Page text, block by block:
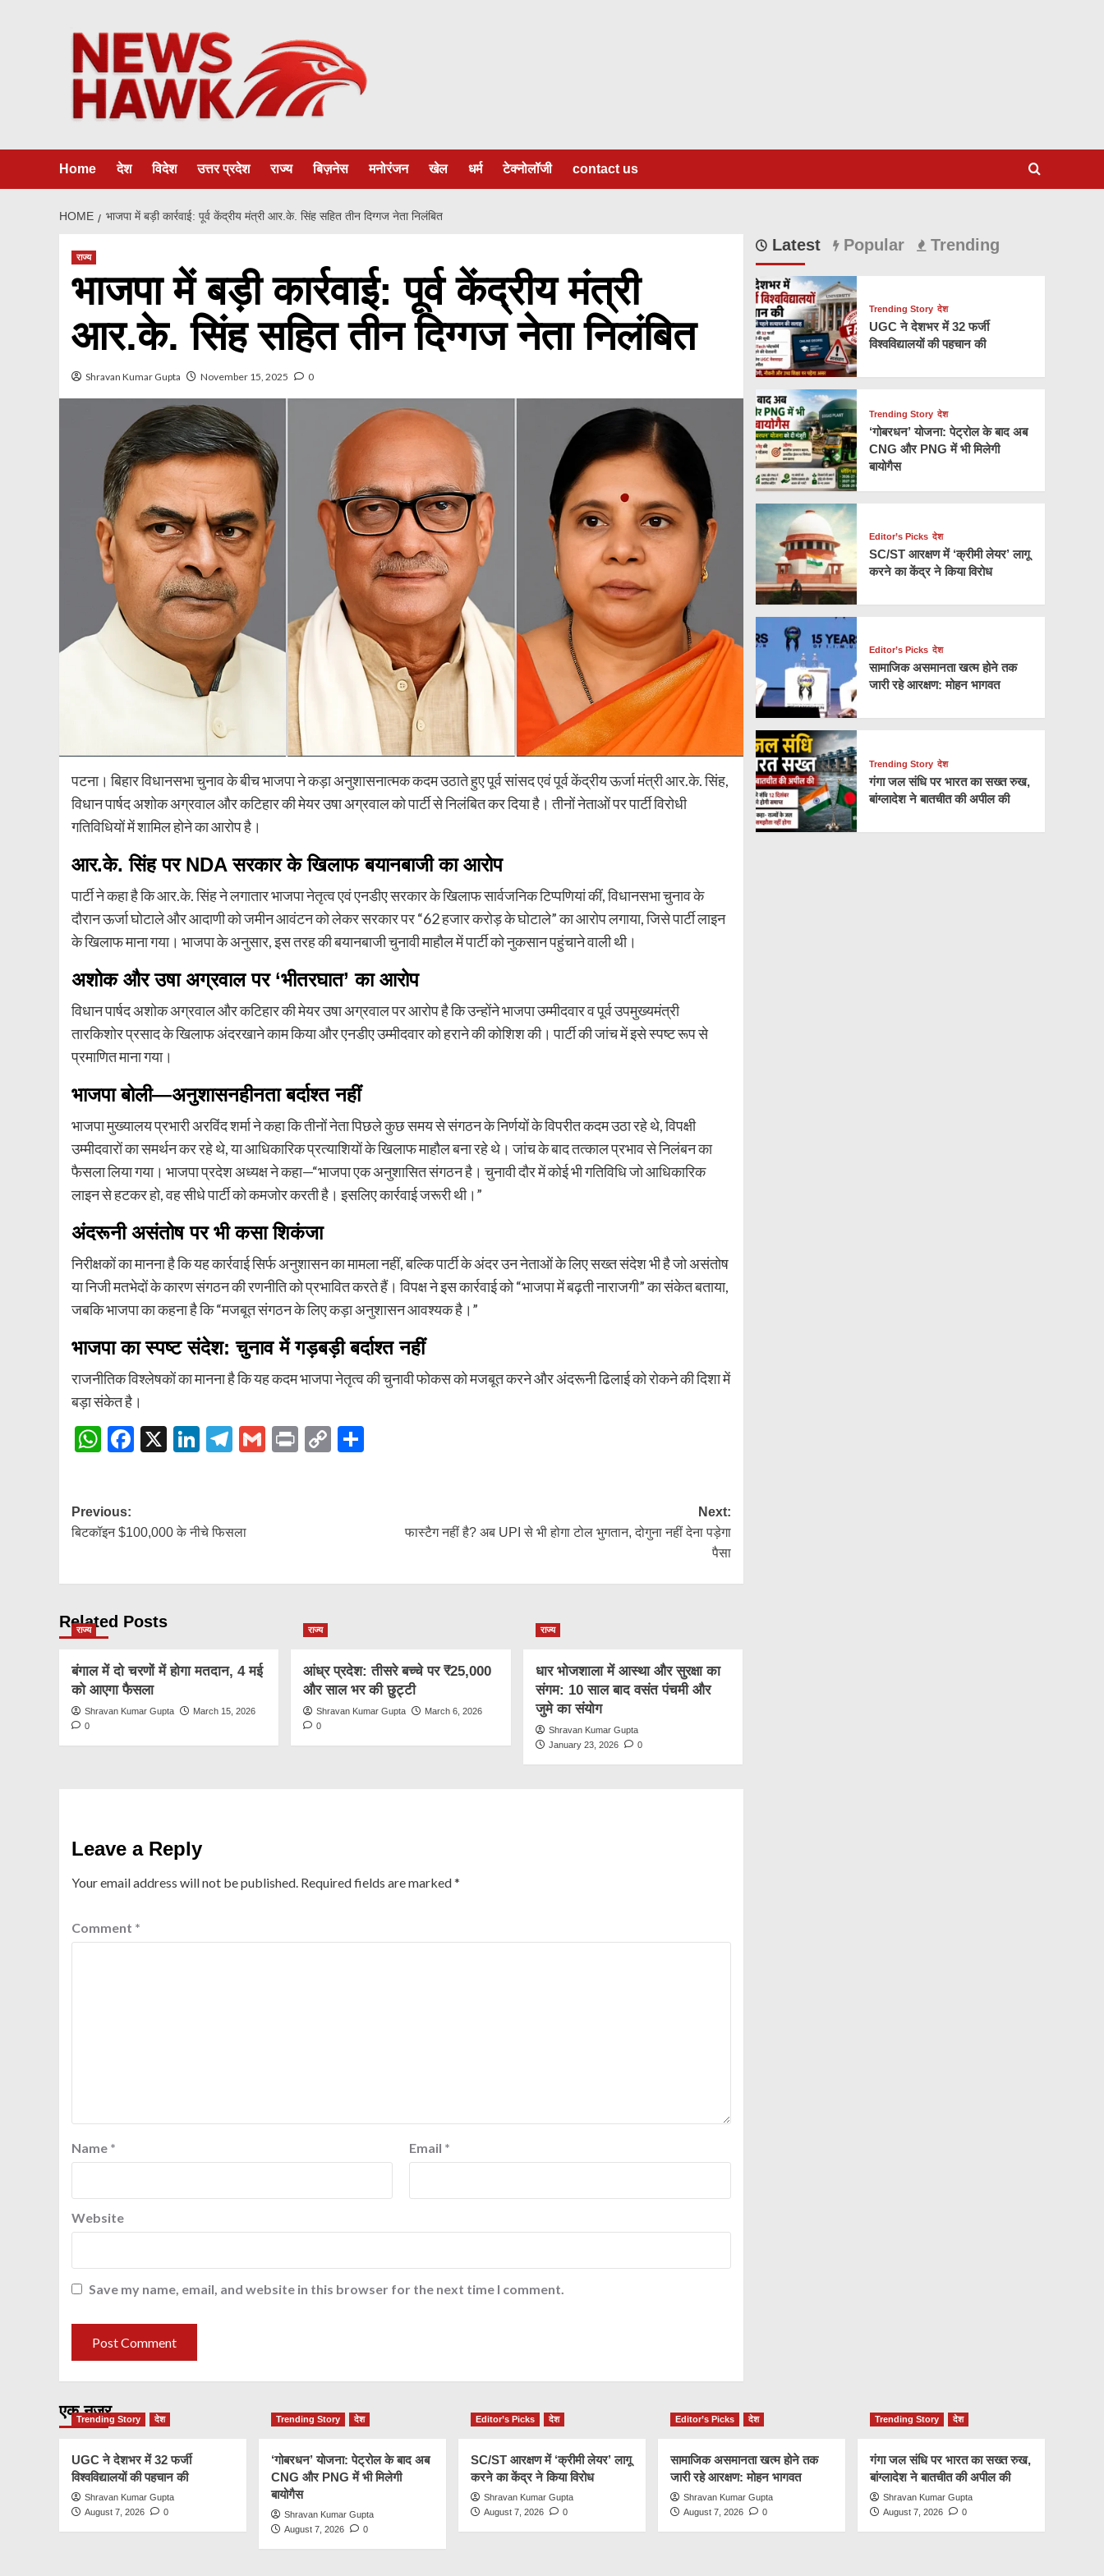
Home देश विदेश उत्तर प्रदेश राज्य बिज़नेस मनोरंजन खेल धर्म टेक्नोलॉजी contact us
HOME भाजपा में बड़ी कार्रवाई: पूर्व केंद्रीय मंत्री आर.के. सिंह सहित तीन दिग्गज नेता निलंबित
राज्य
भाजपा में बड़ी कार्रवाई: पूर्व केंद्रीय मंत्री
आर.के. सिंह सहित तीन दिग्गज नेता निलंबित
Shravan Kumar Gupta November 15, 2025 0
पटना। बिहार विधानसभा चुनाव के बीच भाजपा ने कड़ा अनुशासनात्मक कदम उठाते हुए पूर्व सांसद एवं पूर्व केंद्रीय ऊर्जा मंत्री आर.के. सिंह,
विधान पार्षद अशोक अग्रवाल और कटिहार की मेयर उषा अग्रवाल को पार्टी से निलंबित कर दिया है। तीनों नेताओं पर पार्टी विरोधी
गतिविधियों में शामिल होने का आरोप है।
आर.के. सिंह पर NDA सरकार के खिलाफ बयानबाजी का आरोप
पार्टी ने कहा है कि आर.के. सिंह ने लगातार भाजपा नेतृत्व एवं एनडीए सरकार के खिलाफ सार्वजनिक टिप्पणियां कीं, विधानसभा चुनाव के
दौरान ऊर्जा घोटाले और आदाणी को जमीन आवंटन को लेकर सरकार पर “62 हजार करोड़ के घोटाले” का आरोप लगाया, जिसे पार्टी लाइन
के खिलाफ माना गया। भाजपा के अनुसार, इस तरह की बयानबाजी चुनावी माहौल में पार्टी को नुकसान पहुंचाने वाली थी।
अशोक और उषा अग्रवाल पर ‘भीतरघात’ का आरोप
विधान पार्षद अशोक अग्रवाल और कटिहार की मेयर उषा अग्रवाल पर आरोप है कि उन्होंने भाजपा उम्मीदवार व पूर्व उपमुख्यमंत्री
तारकिशोर प्रसाद के खिलाफ अंदरखाने काम किया और एनडीए उम्मीदवार को हराने की कोशिश की। पार्टी की जांच में इसे स्पष्ट रूप से
प्रमाणित माना गया।
भाजपा बोली—अनुशासनहीनता बर्दाश्त नहीं
भाजपा मुख्यालय प्रभारी अरविंद शर्मा ने कहा कि तीनों नेता पिछले कुछ समय से संगठन के निर्णयों के विपरीत कदम उठा रहे थे, विपक्षी
उम्मीदवारों का समर्थन कर रहे थे, या आधिकारिक प्रत्याशियों के खिलाफ माहौल बना रहे थे। जांच के बाद तत्काल प्रभाव से निलंबन का
फैसला लिया गया। भाजपा प्रदेश अध्यक्ष ने कहा—“भाजपा एक अनुशासित संगठन है। चुनावी दौर में कोई भी गतिविधि जो आधिकारिक
लाइन से हटकर हो, वह सीधे पार्टी को कमजोर करती है। इसलिए कार्रवाई जरूरी थी।”
अंदरूनी असंतोष पर भी कसा शिकंजा
निरीक्षकों का मानना है कि यह कार्रवाई सिर्फ अनुशासन का मामला नहीं, बल्कि पार्टी के अंदर उन नेताओं के लिए सख्त संदेश भी है जो असंतोष
या निजी मतभेदों के कारण संगठन की रणनीति को प्रभावित करते हैं। विपक्ष ने इस कार्रवाई को “भाजपा में बढ़ती नाराजगी” का संकेत बताया,
जबकि भाजपा का कहना है कि “मजबूत संगठन के लिए कड़ा अनुशासन आवश्यक है।”
भाजपा का स्पष्ट संदेश: चुनाव में गड़बड़ी बर्दाश्त नहीं
राजनीतिक विश्लेषकों का मानना है कि यह कदम भाजपा नेतृत्व की चुनावी फोकस को मजबूत करने और अंदरूनी ढिलाई को रोकने की दिशा में
बड़ा संकेत है।
WhatsApp
Facebook
X LinkedIn
Telegram
GmailPrintCopy
Post
navigation
Previous:
बिटकॉइन $100,000 के नीचे फिसला
Next:
फास्टैग नहीं है? अब UPI से भी होगा टोल भुगतान, दोगुना नहीं देना पड़ेगा
पैसा
Related Posts
राज्य
बंगाल में दो चरणों में होगा मतदान, 4 मई
को आएगा फैसला
Shravan Kumar Gupta
March 15, 2026
0
राज्य
आंध्र प्रदेश: तीसरे बच्चे पर ₹25,000
और साल भर की छुट्टी
Shravan Kumar Gupta
March 6, 2026
0
राज्य
धार भोजशाला में आस्था और सुरक्षा का
संगम: 10 साल बाद वसंत पंचमी और
जुमे का संयोग
Shravan Kumar Gupta
January 23, 2026
0
Leave a Reply
Your email address will not be published. Required fields are marked*
Comment *
Name * Email *
Website
Save my name, email, and website in this browser for the next time I comment.
Latest Popular Trending
Trending Story देश
UGC ने देशभर में 32 फर्जी
विश्वविद्यालयों की पहचान की
Trending Story देश
‘गोबरधन’ योजना: पेट्रोल के बाद अब
CNG और PNG में भी मिलेगी
बायोगैस
Editor’s Picks देश
SC/ST आरक्षण में ‘क्रीमी लेयर’ लागू
करने का केंद्र ने किया विरोध
Editor’s Picks देश
सामाजिक असमानता खत्म होने तक
जारी रहे आरक्षण: मोहन भागवत
Trending Story देश
गंगा जल संधि पर भारत का सख्त रुख,
बांग्लादेश ने बातचीत की अपील की
एक नज़र
Trending Story देश
UGC ने देशभर में 32 फर्जी
विश्वविद्यालयों की पहचान की
Shravan Kumar Gupta
August 7, 2026
0
Trending Story देश
‘गोबरधन’ योजना: पेट्रोल के बाद अब
CNG और PNG में भी मिलेगी
बायोगैस
Shravan Kumar Gupta
August 7, 2026
0
Editor’s Picks देश
SC/ST आरक्षण में ‘क्रीमी लेयर’ लागू
करने का केंद्र ने किया विरोध
Shravan Kumar Gupta
August 7, 2026
0
Editor’s Picks देश
सामाजिक असमानता खत्म होने तक
जारी रहे आरक्षण: मोहन भागवत
Shravan Kumar Gupta
August 7, 2026
0
Trending Story देश
गंगा जल संधि पर भारत का सख्त रुख,
बांग्लादेश ने बातचीत की अपील की
Shravan Kumar Gupta
August 7, 2026
0